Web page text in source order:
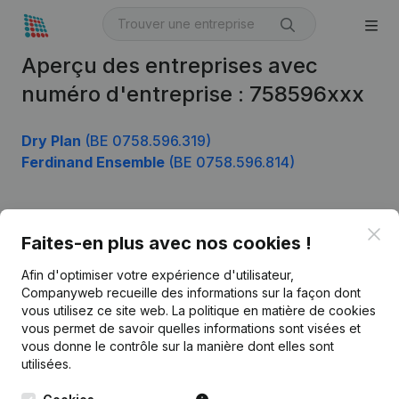
Aperçu des entreprises avec
numéro d'entreprise : 758596xxx
Dry Plan (BE 0758.596.319)
Ferdinand Ensemble (BE 0758.596.814)
Faites-en plus avec nos cookies !
Afin d'optimiser votre expérience d'utilisateur,
Companyweb recueille des informations sur la façon dont
vous utilisez ce site web. La politique en matière de cookies
vous permet de savoir quelles informations sont visées et
vous donne le contrôle sur la manière dont elles sont
utilisées.
Français
Kantorenpark Everest
248D,
Monitoring
Recherche internationale